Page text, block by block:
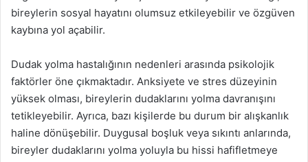
bireylerin sosyal hayatını olumsuz etkileyebilir ve özgüven
kaybına yol açabilir.
Dudak yolma hastalığının nedenleri arasında psikolojik
faktörler öne çıkmaktadır. Anksiyete ve stres düzeyinin
yüksek olması, bireylerin dudaklarını yolma davranışını
tetikleyebilir. Ayrıca, bazı kişilerde bu durum bir alışkanlık
haline dönüşebilir. Duygusal boşluk veya sıkıntı anlarında,
bireyler dudaklarını yolma yoluyla bu hissi hafifletmeye